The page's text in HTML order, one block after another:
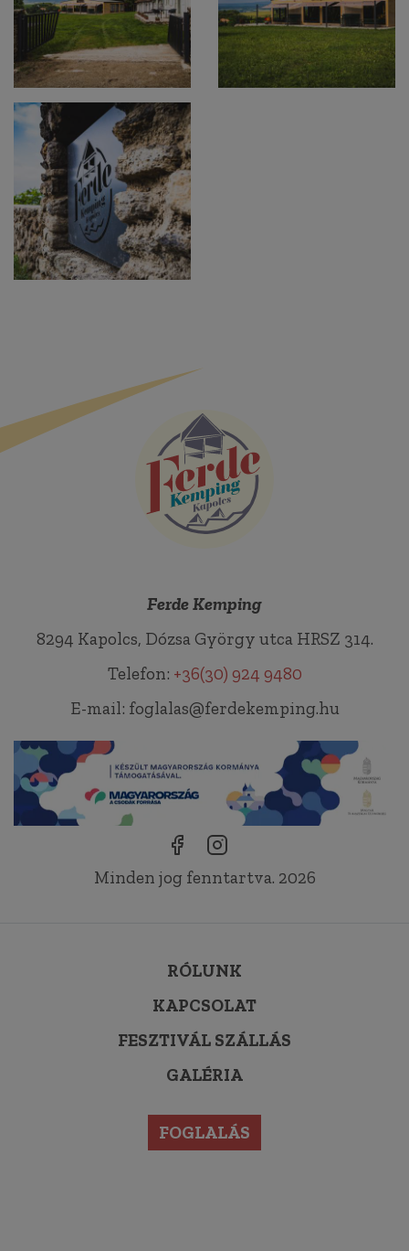
Ferde Kemping
8294 Kapolcs, Dózsa György utca HRSZ 314.
Telefon: +36(30) 924 9480
E-mail: foglalas@ferdekemping.hu
Minden jog fenntartva. 2026
RÓLUNK
KAPCSOLAT
FESZTIVÁL SZÁLLÁS
GALÉRIA
FOGLALÁS